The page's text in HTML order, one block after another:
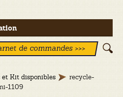
de commandes >>>
et Kit disponibles
recycle-
1109